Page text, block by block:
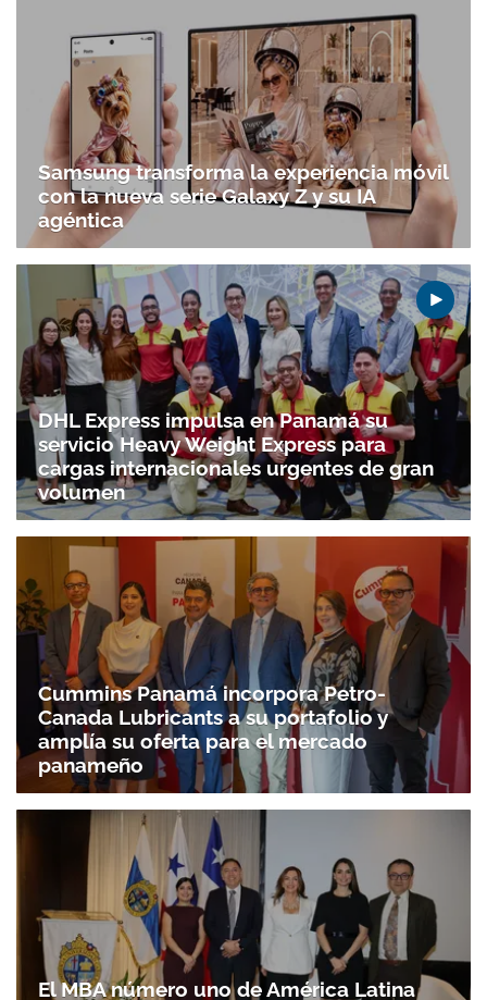
Samsung transforma la experiencia móvil
con la nueva serie Galaxy Z y su IA
agéntica
DHL Express impulsa en Panamá su
servicio Heavy Weight Express para
cargas internacionales urgentes de gran
volumen
Cummins Panamá incorpora Petro-
Canada Lubricants a su portafolio y
amplía su oferta para el mercado
panameño
El MBA número uno de América Latina